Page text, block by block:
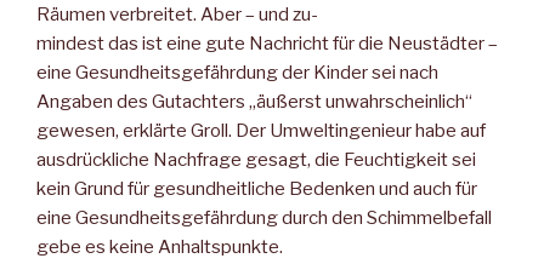
Räumen verbreitet. Aber – und zu-
mindest das ist eine gute Nachricht für die Neustädter –
eine Gesundheitsgefährdung der Kinder sei nach
Angaben des Gutachters „äußerst unwahrscheinlich“
gewesen, erklärte Groll. Der Umweltingenieur habe auf
ausdrückliche Nachfrage gesagt, die Feuchtigkeit sei
kein Grund für gesundheitliche Bedenken und auch für
eine Gesundheitsgefährdung durch den Schimmelbefall
gebe es keine Anhaltspunkte.